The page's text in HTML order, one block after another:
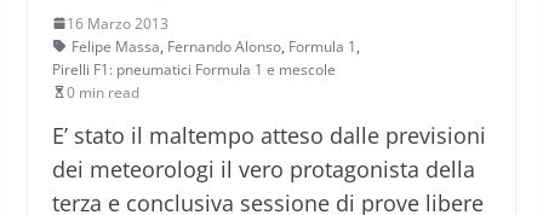
16 Marzo 2013
Felipe Massa, Fernando Alonso, Formula 1,
Pirelli F1: pneumatici Formula 1 e mescole
0 min read
E’ stato il maltempo atteso dalle previsioni
dei meteorologi il vero protagonista della
terza e conclusiva sessione di prove libere